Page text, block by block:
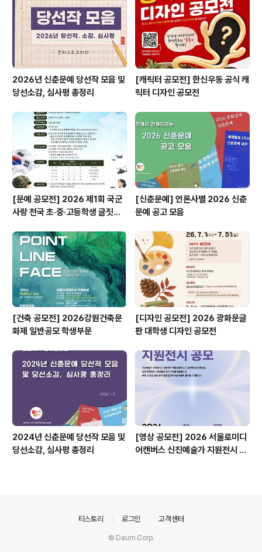
2026년 신춘문예 당선작 모음 및
당선소감, 심사평 총정리
[캐릭터 공모전] 한신우동 공식 캐
릭터 디자인 공모전
[문예 공모전] 2026 제1회 국군
사랑 전국 초·중·고등학생 글짓기
[신춘문예] 언론사별 2026 신춘
문예 공고 모음
[건축 공모전] 2026강원건축문
화제 일반공모 학생부문
[디자인 공모전] 2026 광화문글
판 대학생 디자인 공모전
2024년 신춘문예 당선작 모음 및
당선소감, 심사평 총정리
[영상 공모전] 2026 서울로미디
어캔버스 신진예술가 지원전시 공
티스토리 로그인 고객센터
© Daum Corp.